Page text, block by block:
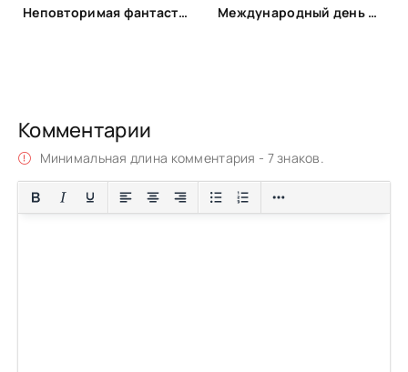
Неповторимая фантастика Anne Dar в аудио Международный день друзей | ЦБС Пожарского МО
Комментарии
Минимальная длина комментария - 7 знаков.